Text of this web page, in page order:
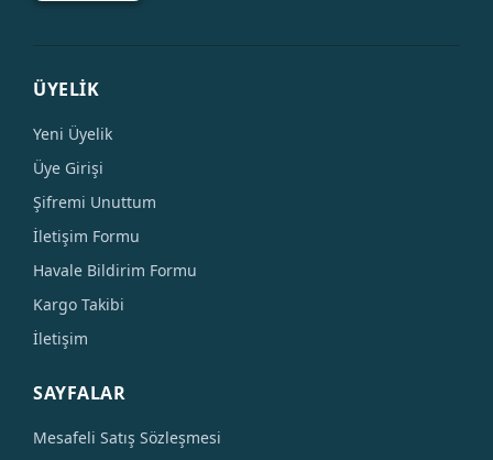
ÜYELİK
Yeni Üyelik
Üye Girişi
Şifremi Unuttum
İletişim Formu
Havale Bildirim Formu
Kargo Takibi
İletişim
SAYFALAR
Mesafeli Satış Sözleşmesi